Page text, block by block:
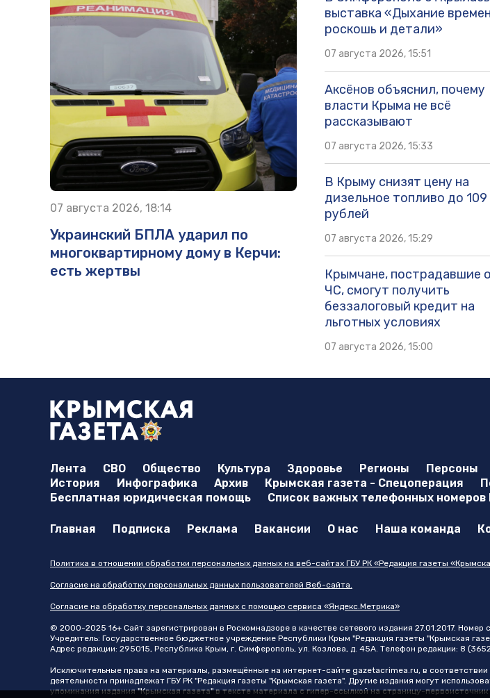
07 августа 2026, 18:14
Украинский БПЛА ударил по
многоквартирному дому в Керчи:
есть жертвы
выставка «Дыхание
роскошь и детали»
07 августа 2026, 15:51
Аксёнов объяснил, почему
власти Крыма не всё
рассказывают
07 августа 2026, 15:33
В Крыму снизят цену на
дизельное топливо до 109
рублей
07 августа 2026, 15:29
Крымчане, пострадавшие
ЧС, смогут получить
беззалоговый кредит на
льготных условиях
07 августа 2026, 15:00
Лента СВО Общество Культура Здоровье Регионы Персоны
История
Инфографика Архив Крымская газета - Спецоперация
Бесплатная юридическая помощь
Список важных телефонных
Главная Подписка Реклама Вакансии О нас Наша команда
Политика в отношении обработки персональных данных на веб-сайтах ГБУ РК «Редакция газеты
Согласие на обработку персональных данных пользователей Веб-сайта.
Согласие на обработку персональных данных с помощью сервиса «Яндекс.Метрика»
© 2000-2025 16+ Сайт зарегистрирован в Роскомнадзоре в качестве сетевого издания 27.01.2017.
Учредитель: Государственное бюджетное учреждение Республики Крым "Редакция газеты "Крымская
Адрес редакции: 295015, Республика Крым, г. Симферополь, ул. Козлова, д. 45А. Телефон редакции: 8
Исключительные права на материалы, размещённые на интернет-сайте gazetacrimea.ru, в
деятельности принадлежат ГБУ РК "Редакция газеты "Крымская газета". Другие издания могут
упоминания издания "Крымская газета" в тексте материала с гипер-ссылкой на страницу-первоисточник